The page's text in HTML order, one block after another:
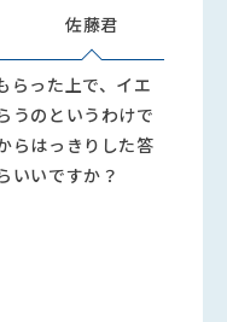
佐藤君
らった上で、イエ
うのというわけで
らはっきりした答
いいですか？